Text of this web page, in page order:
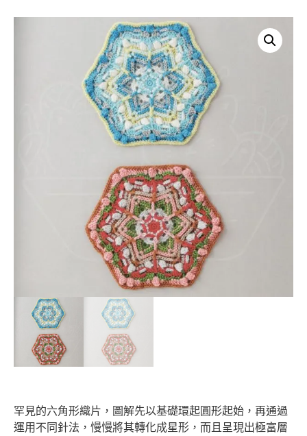
罕見的六角形織片，圖解先以基礎環起圓形起始，再通過
運用不同針法，慢慢將其轉化成星形，而且呈現出極富層